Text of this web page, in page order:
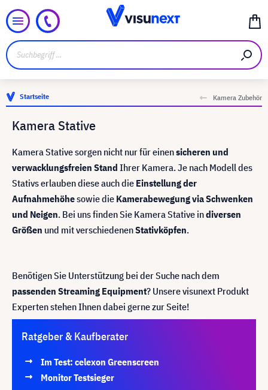
Startseite Kamera Zubehör
Kamera Stative
Kamera Stative sorgen nicht nur für einensicheren und
verwacklungsfreien Stand Ihrer Kamera. Je nach Modell des
Stativs erlauben diese auch die Einstellung der
Aufnahmehöhesowie die Kamerabewegung via Schwenken
und Neigen. Bei uns finden Sie Kamera Stative indiversen
Größen und mit verschiedenenStativköpfen.
Benötigen Sie Unterstützung bei der Suche nach dem
passenden Streaming Equipment? Unsere visunext Produkt
Experten stehen Ihnen dabei gerne zur Seite!
Ratgeber & Kaufberater
Im Test: celexon Greenscreen
Monitor Testsieger